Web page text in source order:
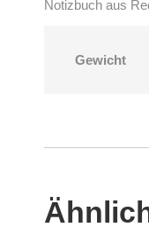
Notizbuch aus
Gewicht